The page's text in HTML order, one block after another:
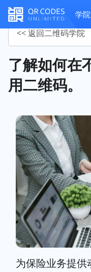
学院
<< 返回二维码学院
了解如何在
用二维码。
为保险业务提供